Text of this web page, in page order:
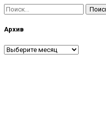
Найти:
Архив
Архив